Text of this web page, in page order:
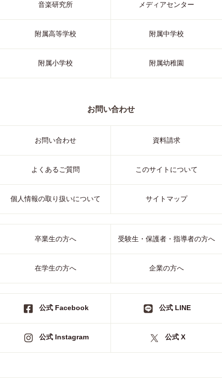
音楽研究所 メディアセンター
附属高等学校 附属中学校
附属小学校 附属幼稚園
お問い合わせ
お問い合わせ 資料請求
よくあるご質問 このサイトについて
個人情報の取り扱いについて サイトマップ
卒業生の方へ 受験生・保護者・指導者の方へ
在学生の方へ 企業の方へ
公式 Facebook 公式 LINE
公式 Instagram 公式 X